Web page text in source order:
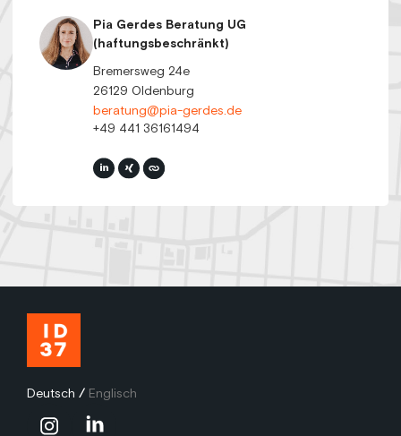
Pia Gerdes Beratung UG
(haftungsbeschränkt)
Bremersweg 24e
26129 Oldenburg
beratung@pia-gerdes.de
+49 441 36161494
Deutsch / Englisch